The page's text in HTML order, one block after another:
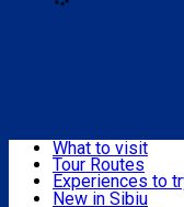
Useful info
What to visit
Tour Routes
Experiences to
Podcast
New in Sibiu